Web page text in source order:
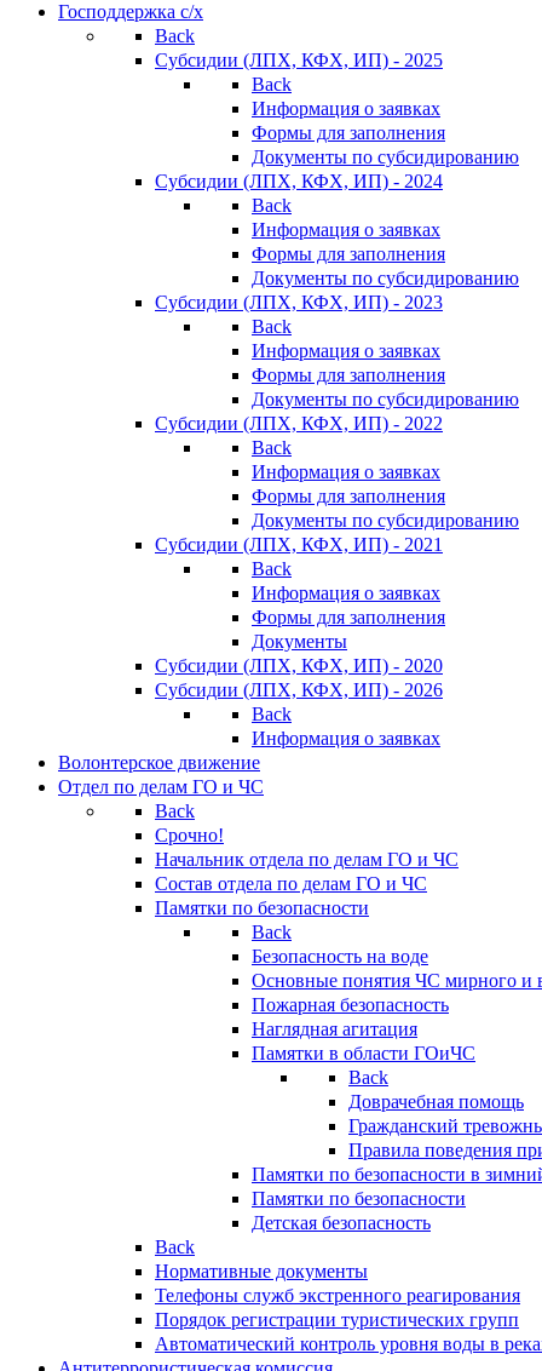
Господдержка с/х
Back
Субсидии (ЛПХ, КФХ, ИП) - 2025
Back
Информация о заявках
Формы для заполнения
Документы по субсидированию
Субсидии (ЛПХ, КФХ, ИП) - 2024
Back
Информация о заявках
Формы для заполнения
Документы по субсидированию
Субсидии (ЛПХ, КФХ, ИП) - 2023
Back
Информация о заявках
Формы для заполнения
Документы по субсидированию
Субсидии (ЛПХ, КФХ, ИП) - 2022
Back
Информация о заявках
Формы для заполнения
Документы по субсидированию
Субсидии (ЛПХ, КФХ, ИП) - 2021
Back
Информация о заявках
Формы для заполнения
Документы
Субсидии (ЛПХ, КФХ, ИП) - 2020
Субсидии (ЛПХ, КФХ, ИП) - 2026
Back
Информация о заявках
Волонтерское движение
Отдел по делам ГО и ЧС
Back
Срочно!
Начальник отдела по делам ГО и ЧС
Состав отдела по делам ГО и ЧС
Памятки по безопасности
Back
Безопасность на воде
Основные понятия ЧС мирного и
Пожарная безопасность
Наглядная агитация
Памятки в области ГОиЧС
Back
Доврачебная помощь
Гражданский
Правила поведения
Памятки по безопасности в
Памятки по безопасности
Детская безопасность
Back
Нормативные документы
Телефоны служб экстренного реагирования
Порядок регистрации туристических групп
Автоматический контроль уровня воды в